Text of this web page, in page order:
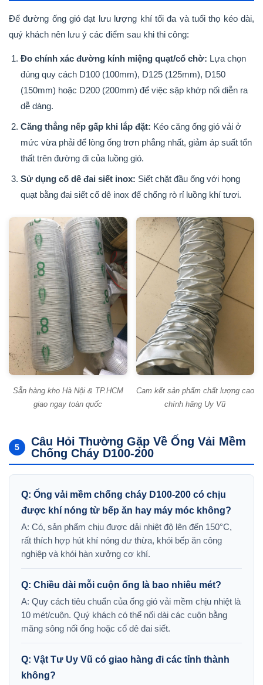
Để đường ống gió đạt lưu lượng khí tối đa và tuổi thọ kéo dài,
quý khách nên lưu ý các điểm sau khi thi công:
Đo chính xác đường kính miệng quạt/cổ chờ: Lựa chọn
đúng quy cách D100 (100mm), D125 (125mm), D150
(150mm) hoặc D200 (200mm) để việc sập khớp nối diễn ra
dễ dàng.
Căng thẳng nếp gấp khi lắp đặt: Kéo căng ống gió vải ở
mức vừa phải để lòng ống trơn phẳng nhất, giảm áp suất tổn
thất trên đường đi của luồng gió.
Sử dụng cổ dê đai siết inox: Siết chặt đầu ống với họng
quạt bằng đai siết cổ dê inox để chống rò rỉ luồng khí tươi.
Sẵn hàng kho Hà Nội & TP.HCM
giao ngay toàn quốc
Cam kết sản phẩm chất lượng cao
chính hãng Uy Vũ
5
Câu Hỏi Thường Gặp Về Ống Vải Mềm
Chống Cháy D100-200
Q: Ống vải mềm chống cháy D100-200 có chịu
được khí nóng từ bếp ăn hay máy móc không?
A: Có, sản phẩm chịu được dải nhiệt độ lên đến 150°C,
rất thích hợp hút khí nóng dư thừa, khói bếp ăn công
nghiệp và khói hàn xưởng cơ khí.
Q: Chiều dài mỗi cuộn ống là bao nhiêu mét?
A: Quy cách tiêu chuẩn của ống gió vải mềm chịu nhiệt là
10 mét/cuộn. Quý khách có thể nối dài các cuộn bằng
măng sông nối ống hoặc cổ dê đai siết.
Q: Vật Tư Uy Vũ có giao hàng đi các tỉnh thành
không?